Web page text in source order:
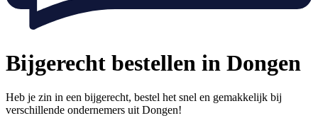
Bijgerecht bestellen in Dongen
Heb je zin in een bijgerecht, bestel het snel en gemakkelijk bij
verschillende ondernemers uit Dongen!